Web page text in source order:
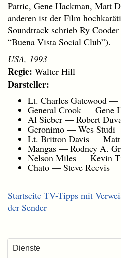
Patric, Gene Hackman, Matt
anderen ist der Film
Soundtrack schrieb Ry
“Buena Vista Social Club”).
USA, 1993
Regie: Walter Hill
Darsteller:
Lt. Charles Gatewood —
General Crook — Gene
Al Sieber — Robert
Geronimo — Wes Studi
Lt. Britton Davis — Matt
Mangas — Rodney A.
Nelson Miles — Kevin
Chato — Steve Reevis
Startseite TV-Tipps mit
der Sender
Dienste